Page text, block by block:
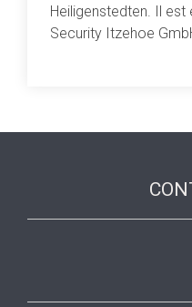
Heiligenstedten. Il
Security Itzehoe